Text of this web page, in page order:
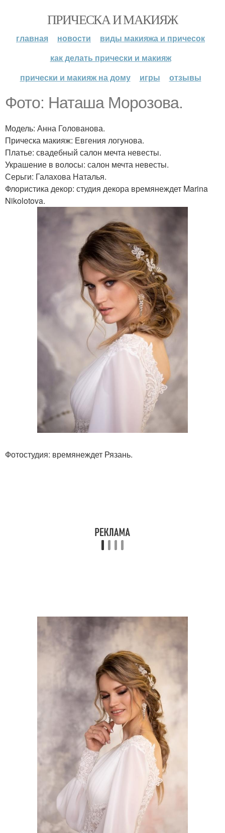
ПРИЧЕСКА И МАКИЯЖ
главная новости
виды макияжа и причесок
как делать прически и макияж
прически и макияж на дому
игры отзывы
Фото: Наташа Морозова.
Модель: Анна Голованова.
Прическа макияж: Евгения логунова.
Платье: свадебный салон мечта невесты.
Украшение в волосы: салон мечта невесты.
Серьги: Галахова Наталья.
Флористика декор: студия декора времянеждет Marina
Nikolotova.
Фотостудия: времянеждет Рязань.